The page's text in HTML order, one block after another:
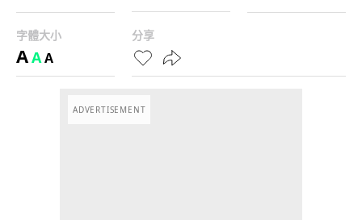
字體大小
AAA
分享
ADVERTISEMENT